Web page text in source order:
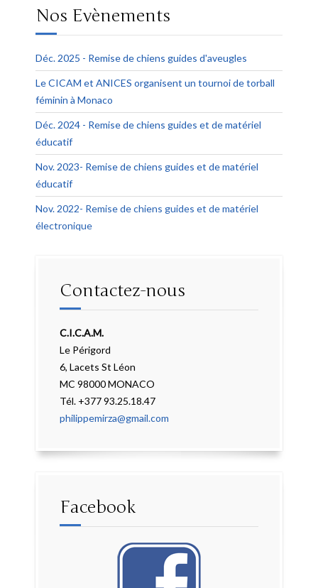
Nos Evènements
Déc. 2025 - Remise de chiens guides d'aveugles
Le CICAM et ANICES organisent un tournoi de torball
féminin à Monaco
Déc. 2024 - Remise de chiens guides et de matériel
éducatif
Nov. 2023- Remise de chiens guides et de matériel
éducatif
Nov. 2022- Remise de chiens guides et de matériel
électronique
Contactez-nous
C.I.C.A.M.
Le Périgord
6, Lacets St Léon
MC 98000 MONACO
Tél. +377 93.25.18.47
philippemirza@gmail.com
Facebook